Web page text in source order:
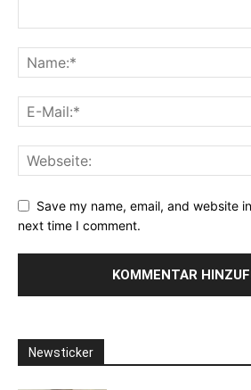
Save my name, email, and website
next time I comment.
Newsticker